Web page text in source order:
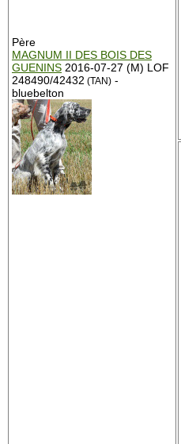
Père
MAGNUM II DES BOIS DES
GUENINS 2016-07-27 (M) LOF
248490/42432 (TAN) -
bluebelton